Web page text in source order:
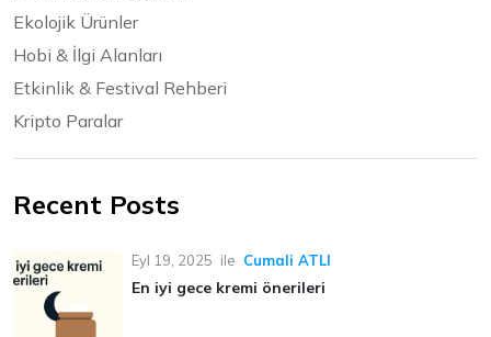
Ekolojik Ürünler
Hobi & İlgi Alanları
Etkinlik & Festival Rehberi
Kripto Paralar
Recent Posts
Eyl 19, 2025 ile Cumali ATLI
En iyi gece kremi önerileri